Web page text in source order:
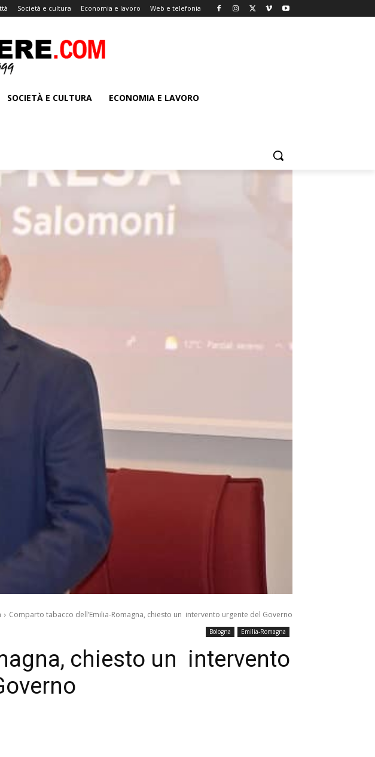
Società e cultura Economia e lavoro Web e telefonia
SOCIETÀ E CULTURA ECONOMIA E LAVORO
Comparto tabacco dell’Emilia-Romagna, chiesto un intervento urgente del Governo
Bologna Emilia-Romagna
chiesto un intervento